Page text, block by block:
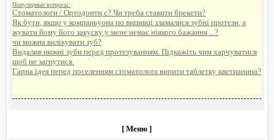
Популярные вопросы:
Стоматологи / Ортодонти є? Чи треба ставити брекети?
Як бути, якщо у компаньyoна по випивці зламалися зубні протези, а
жувати йому його закуску у мене немає ніякого бажання ...?
чи можна вилікувати зуб?
Видалив нижні зуби перед протезуванням. Підкажіть чим харчуватися
щоб не загнутися.
Гарна ідея перед поселенням стоматолога випити таблетку кветиапина?
[ Меню ]